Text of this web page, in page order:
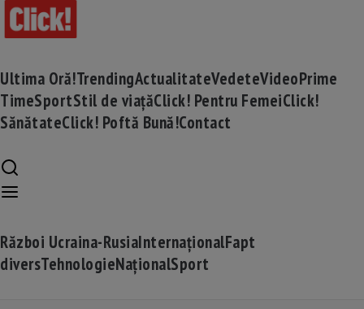
Ultima Oră!TrendingActualitateVedeteVideoPrime
TimeSportStil de viațăClick! Pentru FemeiClick!
SănătateClick! Poftă Bună!Contact
Război Ucraina-RusiaInternaționalFapt
diversTehnologieNaționalSport